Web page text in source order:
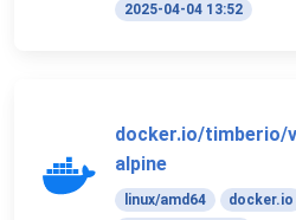
2025-04-04 13:52
docker.io/timberio/
alpine
linux/amd64 docker.io